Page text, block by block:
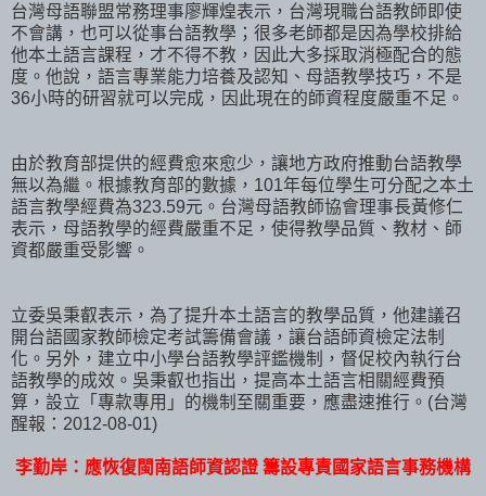
台灣母語聯盟常務理事廖輝煌表示，台灣現職台語教師即使
不會講，也可以從事台語教學；很多老師都是因為學校排給
他本土語言課程，才不得不教，因此大多採取消極配合的態
度。他說，語言專業能力培養及認知、母語教學技巧，不是
36小時的研習就可以完成，因此現在的師資程度嚴重不足。
由於教育部提供的經費愈來愈少，讓地方政府推動台語教學
無以為繼。根據教育部的數據，101年每位學生可分配之本土
語言教學經費為323.59元。台灣母語教師協會理事長黃修仁
表示，母語教學的經費嚴重不足，使得教學品質、教材、師
資都嚴重受影響。
立委吳秉叡表示，為了提升本土語言的教學品質，他建議召
開台語國家教師檢定考試籌備會議，讓台語師資檢定法制
化。另外，建立中小學台語教學評鑑機制，督促校內執行台
語教學的成效。吳秉叡也指出，提高本土語言相關經費預
算，設立「專款專用」的機制至關重要，應盡速推行。(台灣
醒報：2012-08-01)
李勤岸：應恢復閩南語師資認證 籌設專責國家語言事務機構